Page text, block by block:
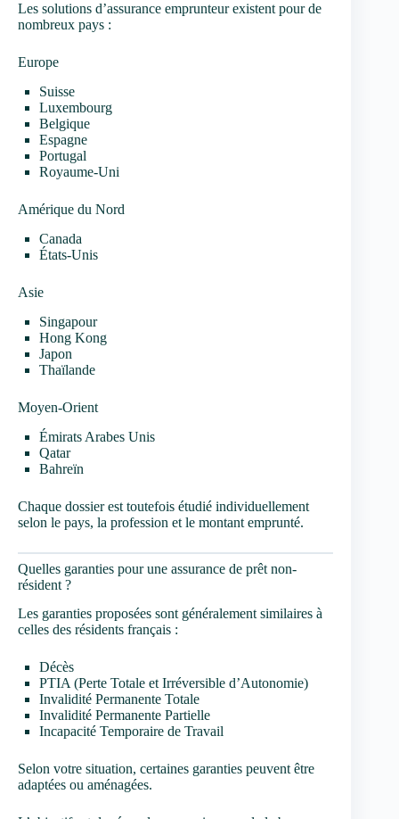
Les solutions d’assurance emprunteur existent pour de
nombreux pays :
Europe
Suisse
Luxembourg
Belgique
Espagne
Portugal
Royaume-Uni
Amérique du Nord
Canada
États-Unis
Asie
Singapour
Hong Kong
Japon
Thaïlande
Moyen-Orient
Émirats Arabes Unis
Qatar
Bahreïn
Chaque dossier est toutefois étudié individuellement
selon le pays, la profession et le montant emprunté.
Quelles garanties pour une assurance de prêt non-
résident ?
Les garanties proposées sont généralement similaires à
celles des résidents français :
Décès
PTIA (Perte Totale et Irréversible d’Autonomie)
Invalidité Permanente Totale
Invalidité Permanente Partielle
Incapacité Temporaire de Travail
Selon votre situation, certaines garanties peuvent être
adaptées ou aménagées.